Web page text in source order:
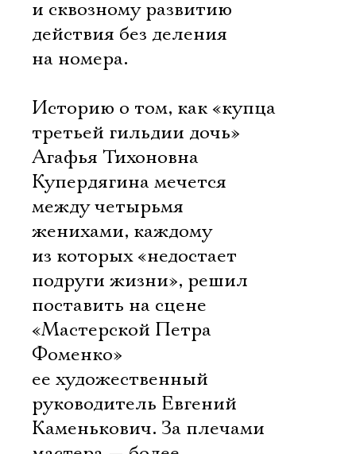
и сквозному развитию
действия без деления
на номера.
Историю о том, как «купца
третьей гильдии дочь»
Агафья Тихоновна
Купердягина мечется
между четырьмя
женихами, каждому
из которых «недостает
подруги жизни», решил
поставить на сцене
«Мастерской Петра
Фоменко»
ее художественный
руководитель Евгений
Каменькович. За плечами